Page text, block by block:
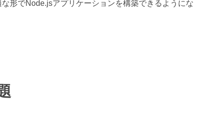
形でNode.jsアプリケーションを構築できるようにな